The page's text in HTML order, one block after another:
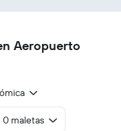
Aeropuerto
0 maletas